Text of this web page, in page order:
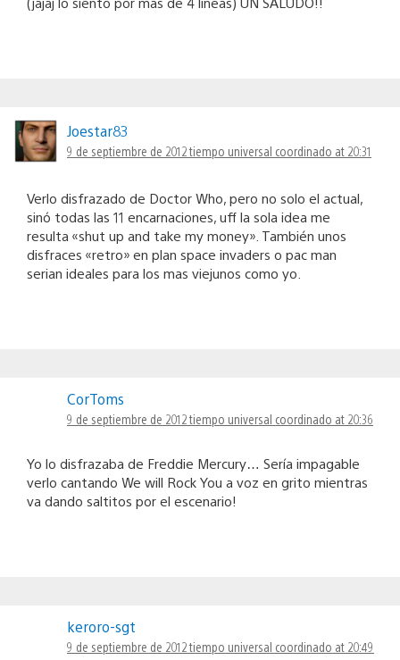
Joestar83
9 de septiembre de 2012 tiempo universal coordinado at 20:31
Verlo disfrazado de Doctor Who, pero no solo el actual,
sinó todas las 11 encarnaciones, uff la sola idea me
resulta «shut up and take my money». También unos
disfraces «retro» en plan space invaders o pac man
serian ideales para los mas viejunos como yo.
CorToms
9 de septiembre de 2012 tiempo universal coordinado at 20:36
Yo lo disfrazaba de Freddie Mercury… Sería impagable
verlo cantando We will Rock You a voz en grito mientras
va dando saltitos por el escenario!
keroro-sgt
9 de septiembre de 2012 tiempo universal coordinado at 20:49